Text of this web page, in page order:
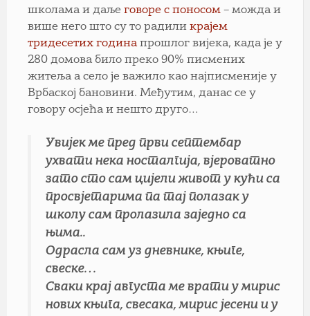
школама и даље говоре с поносом – можда и
више него што су то радили крајем
тридесетих годинапрошлог вијека, када је у
280 домова било преко 90% писмених
житеља а село је важило као најписменије у
Врбаској бановини. Међутим, данас се у
говору осјећа и нешто друго…
Увијек ме пред први септембар
ухвати нека носталгија, вјероватно
зато сто сам цијели живот у кући са
просвјетарима па тај полазак у
школу сам пролазила заједно са
њима..
Одрасла сам уз дневнике, књиге,
свеске…
Сваки крај августа ме врати у мирис
нових књига, свесака, мирис јесени и у